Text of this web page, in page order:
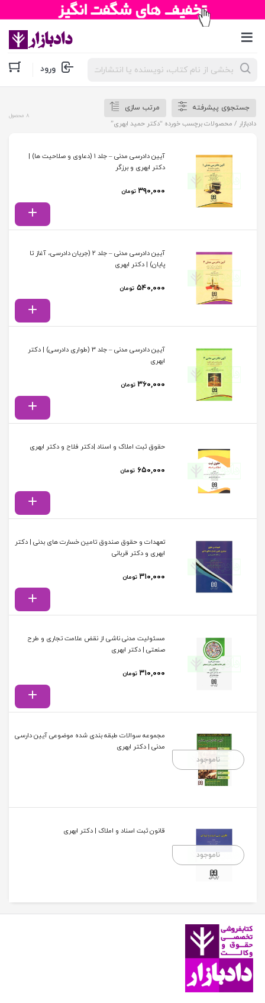
جستجوی
محصولات ورود
جستجوی پیشرفته
مرتب سازی
دادبازار / محصولات برچسب خورده “دکتر حمید ابهری”
8 محصول
آیین دادرسی مدنی – جلد 1 (دعاوی و صلاحیت ها) |
دکتر ابهری و برزگر
۳۹۰,۰۰۰ تومان
آیین دادرسی مدنی – جلد 2 (جریان دادرسی، آغاز تا
پایان) | دکتر ابهری
۵۴۰,۰۰۰ تومان
آیین دادرسی مدنی – جلد 3 (طواری دادرسی) | دکتر
ابهری
۳۶۰,۰۰۰ تومان
حقوق ثبت املاک و اسناد |دکتر فلاح و دکتر ابهری
۶۵۰,۰۰۰ تومان
تعهدات و حقوق صندوق تامین خسارت های بدنی | دکتر
ابهری و دکتر قربانی
۳۱۰,۰۰۰ تومان
مسئولیت مدنی ناشی از نقض علامت تجاری و طرح
صنعتی | دکتر ابهری
۳۱۰,۰۰۰ تومان
ناموجود
مجموعه سوالات طبقه بندی شده موضوعی آیین دارسی
مدنی | دکتر ابهری
ناموجود
قانون ثبت اسناد و املاک | دکتر ابهری